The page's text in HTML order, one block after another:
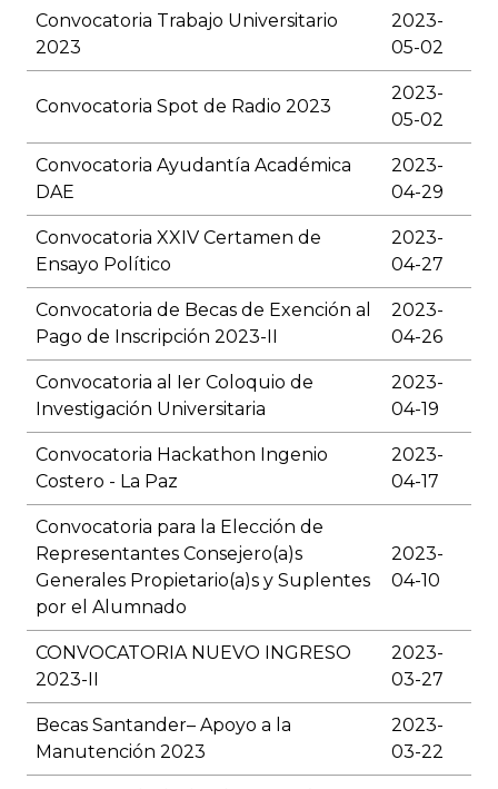
Convocatoria Trabajo Universitario
2023
2023-
05-02
Convocatoria Spot de Radio 2023
2023-
05-02
Convocatoria Ayudantía Académica
DAE
2023-
04-29
Convocatoria XXIV Certamen de
Ensayo Político
2023-
04-27
Convocatoria de Becas de Exención al
Pago de Inscripción 2023-II
2023-
04-26
Convocatoria al Ier Coloquio de
Investigación Universitaria
2023-
04-19
Convocatoria Hackathon Ingenio
Costero - La Paz
2023-
04-17
Convocatoria para la Elección de
Representantes Consejero(a)s
Generales Propietario(a)s y Suplentes
por el Alumnado
2023-
04-10
CONVOCATORIA NUEVO INGRESO
2023-II
2023-
03-27
Becas Santander– Apoyo a la
Manutención 2023
2023-
03-22